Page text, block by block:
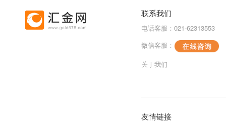
联系我们
电话客服：021-62313553
微信客服：
关于我们
友情链接